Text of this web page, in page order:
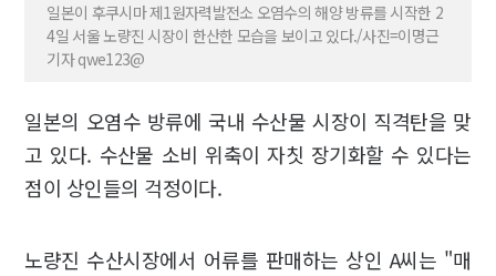
일본이 후쿠시마 제1원자력발전소 오염수의 해양 방류를 시작한 2
4일 서울 노량진 시장이 한산한 모습을 보이고 있다./사진=이명근
기자 qwe123@
일본의 오염수 방류에 국내 수산물 시장이 직격탄을 맞
고 있다. 수산물 소비 위축이 자칫 장기화할 수 있다는
점이 상인들의 걱정이다.
노량진 수산시장에서 어류를 판매하는 상인 A씨는 "매